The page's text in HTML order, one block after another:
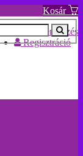
Kosár
Bejelentkezés
Regisztráció